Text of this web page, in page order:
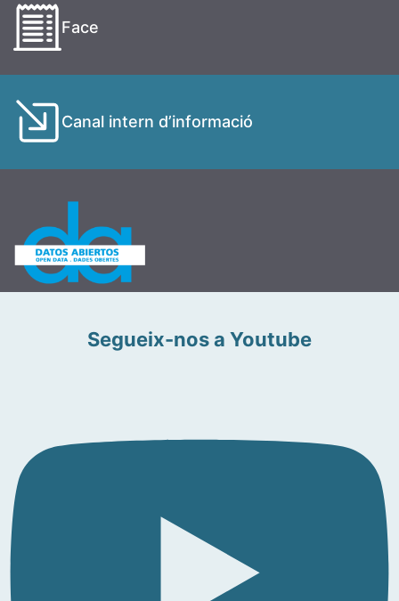
Face
Canal intern d’informació
Segueix-nos a Youtube